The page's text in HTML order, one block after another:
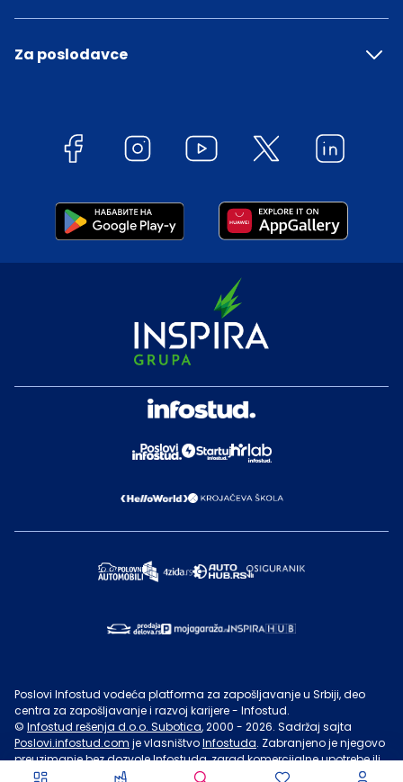
Za poslodavce
Poslovi Infostud vodeća platforma za zapošljavanje u Srbiji, deo
centra za zapošljavanje i razvoj karijere - Infostud.
© Infostud rešenja d.o.o. Subotica, 2000 - 2026. Sadržaj sajta
Poslovi.infostud.com je vlasništvoInfostuda. Zabranjeno je njegovo
preuzimanje bez dozvoleInfostuda, zarad komercijalne upotrebe ili
u druge svrhe, osim za lične potrebe posetilaca sajta.